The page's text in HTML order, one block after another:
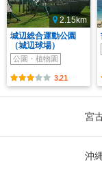
2.15km
城辺総合運動公園
（城辺球場）
公園・植物園
3.21
宮
沖